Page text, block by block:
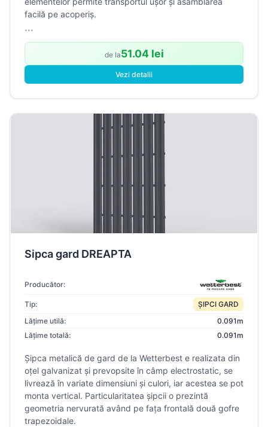
facilă pe acoperiș.
...
de la51.04 lei
Vezi detalii
Sipca gard DREAPTA
Producător:
Tip:
ȘIPCI GARD
Lățime utilă:
0.091m
Lățime totală:
0.091m
Șipca metalică de gard de la Wetterbest e realizata din
oțel galvanizat și prevopsite în câmp electrostatic, se
livrează în variate dimensiuni și culori, iar acestea se pot
monta vertical. Particularitatea șipcii o prezintă
geometria nervurată având pe fața frontală două gofre
trapezoidale.